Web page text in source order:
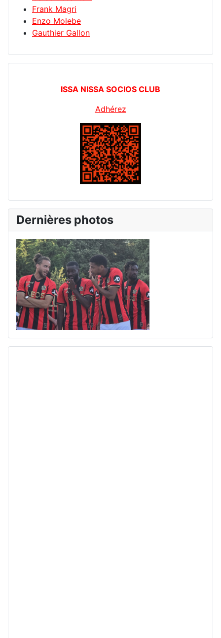
Frank Magri
Enzo Molebe
Gauthier Gallon
ISSA NISSA SOCIOS CLUB
Adhérez
Dernières photos